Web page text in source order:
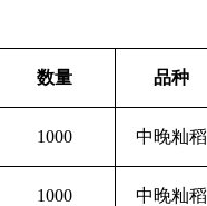
数量 品种
1000 中晚籼稻
1000 中晚籼稻